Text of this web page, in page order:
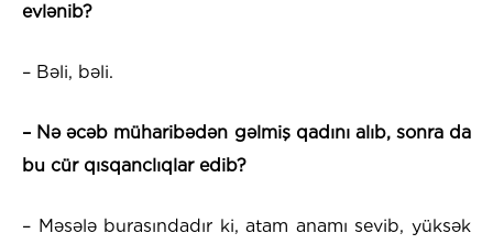
evlənib?
– Bəli, bəli.
– Nə əcəb müharibədən gəlmiş qadını alıb, sonra da
bu cür qısqanclıqlar edib?
– Məsələ burasındadır ki, atam anamı sevib, yüksək